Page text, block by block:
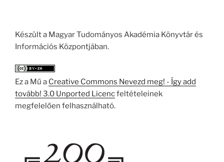
Készült a Magyar Tudományos Akadémia Könyvtár és
Információs Központjában.
Ez a Mű a Creative Commons Nevezd meg! - Így add
tovább! 3.0 Unported Licencfeltételeinek
megfelelően felhasználható.